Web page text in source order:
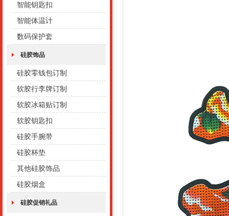
智能钥匙扣
智能体温计
数码保护套
硅胶饰品
硅胶零钱包订制
软胶行李牌订制
软胶冰箱贴订制
软胶钥匙扣
硅胶手腕带
硅胶杯垫
其他硅胶饰品
硅胶烟盒
硅胶促销礼品